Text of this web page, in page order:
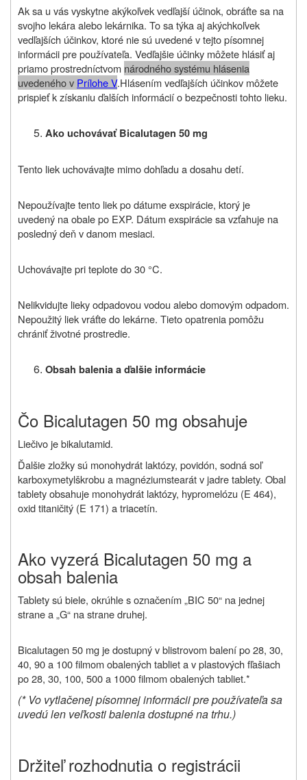
Ak sa u vás vyskytne akýkoľvek vedľajší účinok, obráťte sa na
svojho lekára alebo lekárnika. To sa týka aj akýchkoľvek
vedľajších účinkov, ktoré nie sú uvedené v tejto písomnej
informácii pre používateľa. Vedľajšie účinky môžete hlásiť aj
priamo prostredníctvom národného systému hlásenia
uvedeného v Prílohe V.Hlásením vedľajších účinkov môžete
prispieť k získaniu ďalších informácií o bezpečnosti tohto lieku.
Ako uchovávať Bicalutagen 50 mg
Tento liek uchovávajte mimo dohľadu a dosahu detí.
Nepoužívajte tento liek po dátume exspirácie, ktorý je
uvedený na obale po EXP. Dátum exspirácie sa vzťahuje na
posledný deň vdanom mesiaci.
Uchovávajte pri teplote do 30 °C.
Nelikvidujte lieky odpadovou vodou alebo domovým odpadom.
Nepoužitý liek vráťte do lekárne. Tieto opatrenia pomôžu
chrániť životné prostredie.
Obsah balenia a ďalšie informácie
Čo Bicalutagen 50 mg obsahuje
Liečivo je bikalutamid.
Ďalšie zložky sú monohydrát laktózy, povidón, sodná soľ
karboxymetylškrobu a magnéziumstearát v jadre tablety. Obal
tablety obsahuje monohydrát laktózy, hypromelózu (E 464),
oxid titaničitý (E 171) a triacetín.
Ako vyzerá Bicalutagen 50 mg a
obsah balenia
Tablety sú biele, okrúhle s označením „BIC 50“ na jednej
strane a „G“ na strane druhej.
Bicalutagen 50 mg je dostupný v blistrovom balení po 28, 30,
40, 90 a 100 filmom obalených tabliet a v plastových fľašiach
po 28, 30, 100, 500 a 1000 filmom obalených tabliet.*
(* Vo vytlačenej písomnej informácii pre používateľa sa
uvedú len veľkosti balenia dostupné na trhu.)
Držiteľ rozhodnutia o registrácii